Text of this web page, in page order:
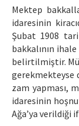
Mektep
idaresinin
Şubat 1908
bakkalının
belirtilmiştir.
gerekmekteyse
zam yapması,
idaresinin
Ağa’ya verildiği